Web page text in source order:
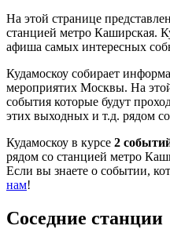
На этой странице
станцией метро Каширская.
афиша самых интересных
Кудамоскоу собирает
мероприятих Москвы. На
события которые будут
этих выходных и т.д. рядом
Кудамоскоу в курсе 2
рядом со станцией метро
Если вы знаете о событии,
нам!
Соседние станции